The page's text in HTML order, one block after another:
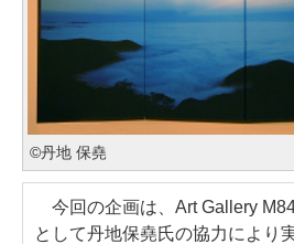
©丹地 保堯
今回の企画は、Art Gallery
として丹地保堯氏の協力により